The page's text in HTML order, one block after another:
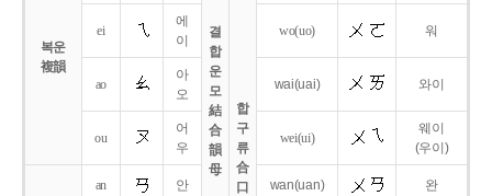
결
합
운
모
結
合
韻
母
복운
複韻
합
구
류
合
口
ei
에
이
wo(uo) 워
ao
아
오
wai(uai) 와이
ou
어
우
wei(ui)
웨이
(우이)
an 안 wan(uan) 완